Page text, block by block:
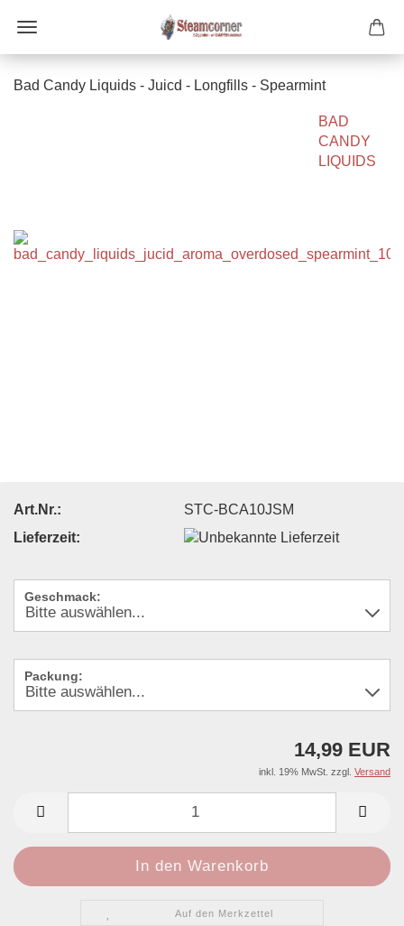
Bad Candy Liquids - Juicd - Longfills - Spearmint
BAD
CANDY
LIQUIDS
Art.Nr.:
STC-BCA10JSM
Lieferzeit:
Geschmack:
Packung:
14,99 EUR
inkl. 19% MwSt. zzgl. Versand
Auf den Merkzettel